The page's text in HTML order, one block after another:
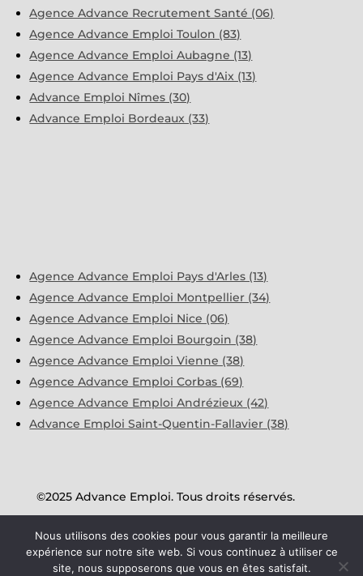
Agence Advance Recrutement Santé (06)
Agence Advance Emploi Toulon (83)
Agence Advance Emploi Aubagne (13)
Agence Advance Emploi Pays d'Aix (13)
Advance Emploi Nîmes (30)
Advance Emploi Bordeaux (33)
Agence Advance Emploi Pays d'Arles (13)
Agence Advance Emploi Montpellier (34)
Agence Advance Emploi Nice (06)
Agence Advance Emploi Bourgoin (38)
Agence Advance Emploi Vienne (38)
Agence Advance Emploi Corbas (69)
Agence Advance Emploi Andrézieux (42)
Advance Emploi Saint-Quentin-Fallavier (38)
©2025 Advance Emploi. Tous droits réservés.
Mentions Légales
Nous utilisons des cookies pour vous garantir la meilleure
expérience sur notre site web. Si vous continuez à utiliser ce
site, nous supposerons que vous en êtes satisfait.